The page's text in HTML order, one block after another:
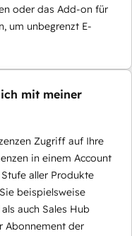
oder das Add-on für
um unbegrenzt E-
mit meiner
Zugriff auf Ihre
in einem Account
aller Produkte
beispielsweise
auch Sales Hub
Abonnement der